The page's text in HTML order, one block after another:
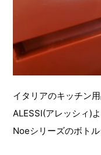
イタリアのキッチン
ALESSI(アレッシィ)
Noeシリーズのボトル